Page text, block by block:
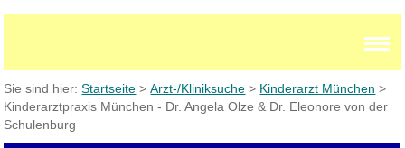
Sie sind hier:Startseite >Arzt-/Kliniksuche > Kinderarzt München >
Kinderarztpraxis München - Dr. Angela Olze & Dr. Eleonore von der
Schulenburg